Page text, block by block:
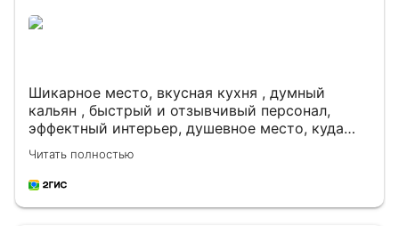
Шикарное место, вкусная кухня , думный
кальян , быстрый и отзывчивый персонал,
эффектный интерьер, душевное место, куда
хочется вернуться ❤️💃🏻🥰
Читать полностью